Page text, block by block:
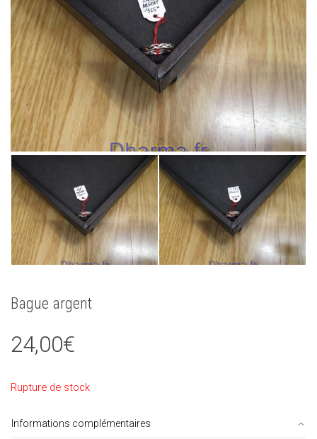
Bague argent
24,00€
Rupture de stock
Informations complémentaires